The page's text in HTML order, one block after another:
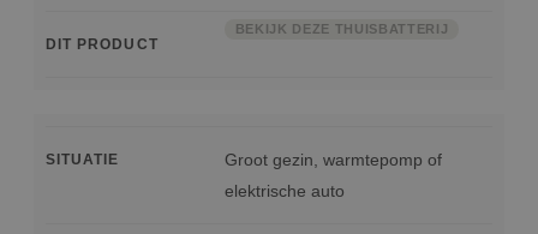
DIT PRODUCT
BEKIJK DEZE THUISBATTERIJ
SITUATIE
Groot gezin, warmtepomp of
elektrische auto